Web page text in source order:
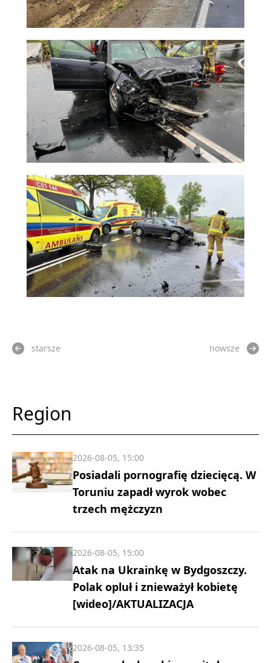
starsze nowsze
Region
Posiadali pornografię dziecięcą. W
Toruniu zapadł wyrok wobec
trzech mężczyzn
2026-08-05, 15:00
Atak na Ukrainkę w Bydgoszczy.
Polak opluł i znieważył kobietę
[wideo]/AKTUALIZACJA
2026-08-05, 15:00
2026-08-05, 13:35